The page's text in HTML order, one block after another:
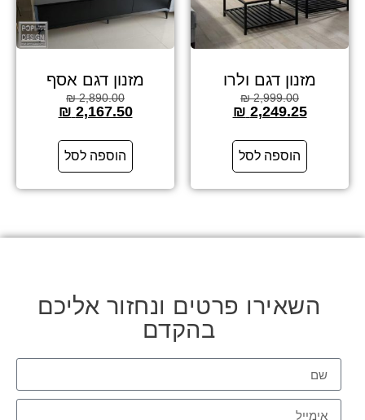
מזנון דגם ולרו
2,999.00
₪
2,249.25
₪
הוספה לסל
מזנון דגם אסף
2,890.00
₪
2,167.50
₪
הוספה לסל
השאירו פרטים ונחזור אליכם
בהקדם